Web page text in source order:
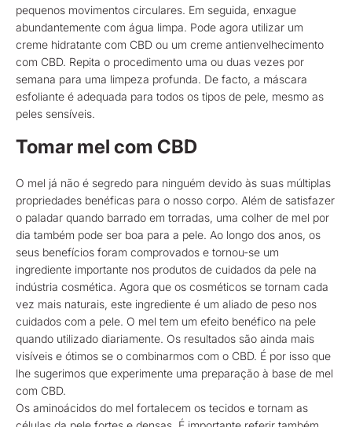
pequenos movimentos circulares. Em seguida, enxague
abundantemente com água limpa. Pode agora utilizar um
creme hidratante com CBD ou um creme antienvelhecimento
com CBD. Repita o procedimento uma ou duas vezes por
semana para uma limpeza profunda. De facto, a máscara
esfoliante é adequada para todos os tipos de pele, mesmo as
peles sensíveis.
Tomar mel com CBD
O mel já não é segredo para ninguém devido às suas múltiplas
propriedades benéficas para o nosso corpo. Além de satisfazer
o paladar quando barrado em torradas, uma colher de mel por
dia também pode ser boa para a pele. Ao longo dos anos, os
seus benefícios foram comprovados e tornou-se um
ingrediente importante nos produtos de cuidados da pele na
indústria cosmética. Agora que os cosméticos se tornam cada
vez mais naturais, este ingrediente é um aliado de peso nos
cuidados com a pele. O mel tem um efeito benéfico na pele
quando utilizado diariamente. Os resultados são ainda mais
visíveis e ótimos se o combinarmos com o CBD. É por isso que
lhe sugerimos que experimente uma preparação à base de mel
com CBD.
Os aminoácidos do mel fortalecem os tecidos e tornam as